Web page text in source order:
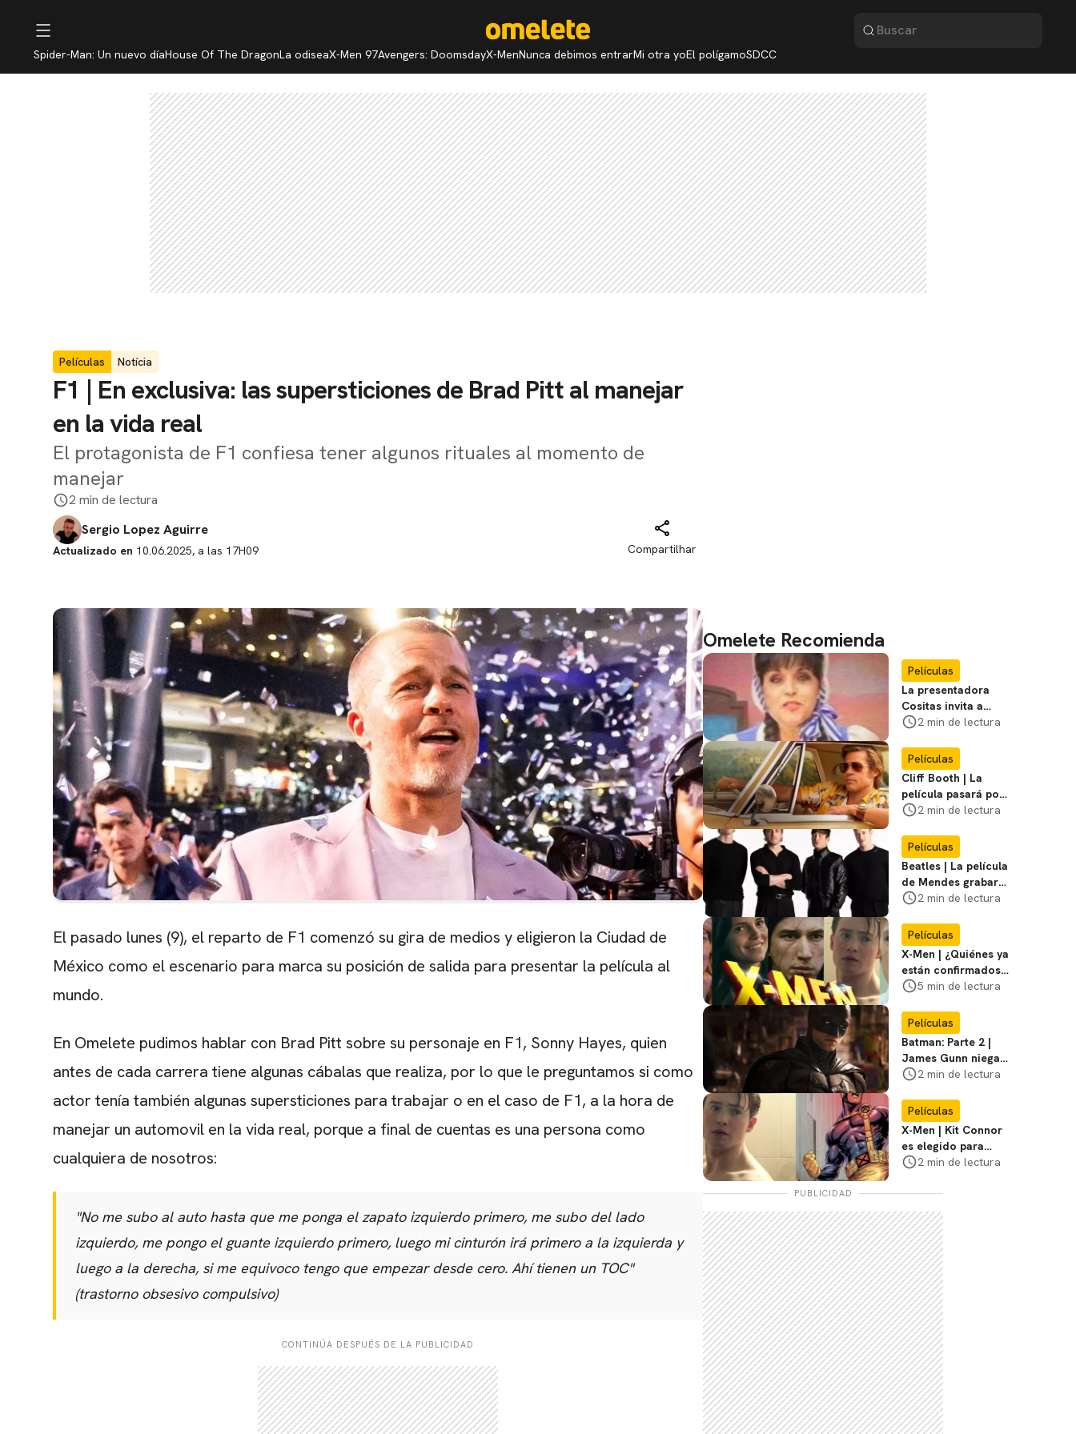
Spider-Man: Un nuevo díaHouse Of The DragonLa odiseaX-Men 97Avengers: DoomsdayX-MenNunca debimos entrarMi otra yoEl polígamoSDCC
Películas Notícia
F1 | En exclusiva: las supersticiones de Brad Pitt al manejar
en la vida real
El protagonista de F1 confiesa tener algunos rituales al momento de
manejar
2 min de lectura
Sergio Lopez Aguirre
Actualizado en 10.06.2025, a las 17H09 Compartilhar
El pasado lunes (9), el reparto de F1 comenzó su gira de medios y eligieron la Ciudad de
México como el escenario para marca su posición de salida para presentar la película al
mundo.
En Omelete pudimos hablar con Brad Pitt sobre su personaje en F1, Sonny Hayes, quien
antes de cada carrera tiene algunas cábalas que realiza, por lo que le preguntamos si como
actor tenía también algunas supersticiones para trabajar o en el caso de F1, a la hora de
manejar un automovil en la vida real, porque a final de cuentas es una persona como
cualquiera de nosotros:
"No me subo al auto hasta que me ponga el zapato izquierdo primero, me subo del lado
izquierdo, me pongo el guante izquierdo primero, luego mi cinturón irá primero a la izquierda y
luego a la derecha, si me equivoco tengo que empezar desde cero. Ahí tienen un TOC"
(trastorno obsesivo compulsivo)
CONTINÚA DESPUÉS DE LA PUBLICIDAD
Omelete Recomienda
Películas
La presentadora
Cositas invita a
visitar el
Miasma
2 min de lectura
Películas
Cliff Booth | La
película pasará por
nuevas filmaciones
2 min de lectura
Películas
Beatles | La película
de Mendes grabará
escenas en la
2 min de lectura
Películas
X-Men | ¿Quiénes ya
están confirmados
en la película de
favoritos
5 min de lectura
Películas
Batman: Parte 2 |
James Gunn niega
que se filme la parte
2 min de lectura
Películas
X-Men | Kit Connor
es elegido para
interpretar a
película
2 min de lectura
PUBLICIDAD